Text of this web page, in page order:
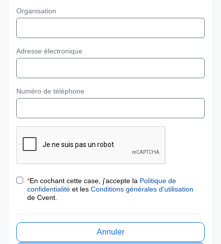
Organisation
Adresse électronique
Numéro de téléphone
*En cochant cette case, j'accepte la Politique de
confidentialité et les Conditions générales d'utilisation
de Cvent.
Annuler